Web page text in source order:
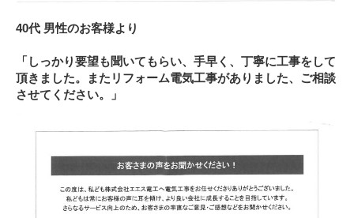
40代 男性のお客様より
「しっかり要望も聞いてもらい、手早く、丁寧に工事をして
頂きました。またリフォーム電気工事がありました、ご相談
させてください。」